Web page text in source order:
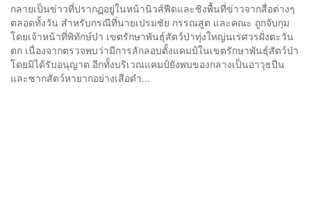
กลายเป็นข่าวที่ปรากฏอยู่ในหน้านิวส์ฟีดและชิงพื้นที่ข่าวจากสื่อต่างๆ
ตลอดทั้งวัน สำหรับกรณีที่นายเปรมชัย กรรณสูต และคณะ ถูกจับกุม
โดยเจ้าหน้าที่พิทักษ์ป่า เขตรักษาพันธุ์สัตว์ป่าทุ่งใหญ่นเรศวรฝั่งตะวัน
ตก เนื่องจากตรวจพบว่ามีการลักลอบตั้งแคมป์ในเขตรักษาพันธุ์สัตว์ป่า
โดยมิได้รับอนุญาต อีกทั้งบริเวณแคมป์ยังพบของกลางเป็นอาวุธปืน
และซากสัตว์หายากอย่างเสือดำ...